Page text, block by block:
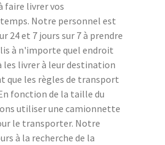
faire livrer vos
Notre personnel est
24 et 7 jours sur 7 à prendre
à n'importe quel endroit
les livrer à leur destination
que les règles de transport
fonction de la taille du
utiliser une camionnette
le transporter. Notre
à la recherche de la